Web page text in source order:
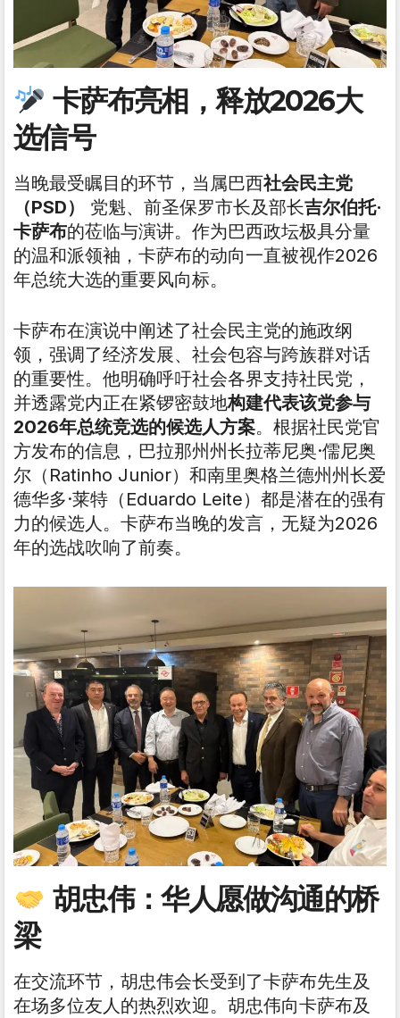
卡萨布亮相，释放2026大
选信号
当晚最受瞩目的环节，当属巴西社会民主党
（PSD）
党魁、前圣保罗市长及部长吉尔伯托·
卡萨布的莅临与演讲。作为巴西政坛极具分量
的温和派领袖，卡萨布的动向一直被视作2026
年总统大选的重要风向标。
卡萨布在演说中阐述了社会民主党的施政纲
领，强调了经济发展、社会包容与跨族群对话
的重要性。他明确呼吁社会各界支持社民党，
并透露党内正在紧锣密鼓地构建代表该党参与
2026年总统竞选的候选人方案。根据社民党官
方发布的信息，巴拉那州州长拉蒂尼奥·儒尼奥
尔（Ratinho Junior）和南里奥格兰德州州长爱
德华多·莱特（Eduardo Leite）都是潜在的强有
力的候选人。卡萨布当晚的发言，无疑为2026
年的选战吹响了前奏。
胡忠伟：华人愿做沟通的桥
梁
在交流环节，胡忠伟会长受到了卡萨布先生及
在场多位友人的热烈欢迎。胡忠伟向卡萨布及